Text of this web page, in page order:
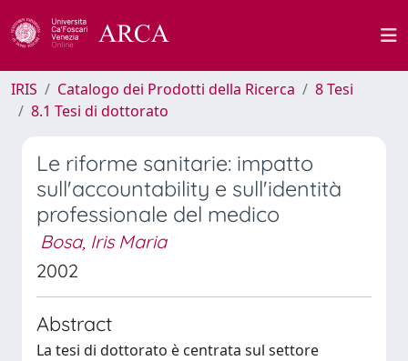
IRIS Catalogo dei Prodotti della Ricerca
8 Tesi
8.1 Tesi di dottorato
Le riforme sanitarie: impatto
sull'accountability e sull'identità
professionale del medico
Bosa, Iris Maria
2002
Abstract
La tesi di dottorato è centrata sul settore